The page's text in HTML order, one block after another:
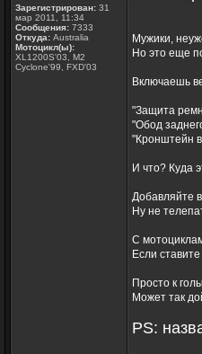
Зарегистрирован: 31
мар 2011, 11:34
Сообщения: 7333
Откуда: Australia
Мотоцикл(ы):
XL1200S'03, M2
Cyclone'99, FXD'03
Мужики,
Но это еще
Включаешь
"Защита
"Обод
"Кронштейн
И что? Куда
Добавляйте
Ну не
С
Если
Просто к
Может так
PS: